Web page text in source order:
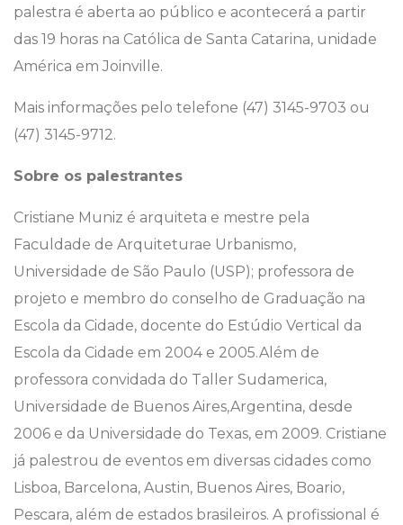
palestra é aberta ao público e acontecerá a partir
das 19 horas na Católica de Santa Catarina, unidade
América em Joinville.
Mais informações pelo telefone (47) 3145-9703 ou
(47) 3145-9712.
Sobre os palestrantes
Cristiane Muniz é arquiteta e mestre pela
Faculdade de Arquiteturae Urbanismo,
Universidade de São Paulo (USP); professora de
projeto e membro do conselho de Graduação na
Escola da Cidade, docente do Estúdio Vertical da
Escola da Cidade em 2004 e 2005.Além de
professora convidada do Taller Sudamerica,
Universidade de Buenos Aires,Argentina, desde
2006 e da Universidade do Texas, em 2009. Cristiane
já palestrou de eventos em diversas cidades como
Lisboa, Barcelona, Austin, Buenos Aires, Boario,
Pescara, além de estados brasileiros. A profissional é